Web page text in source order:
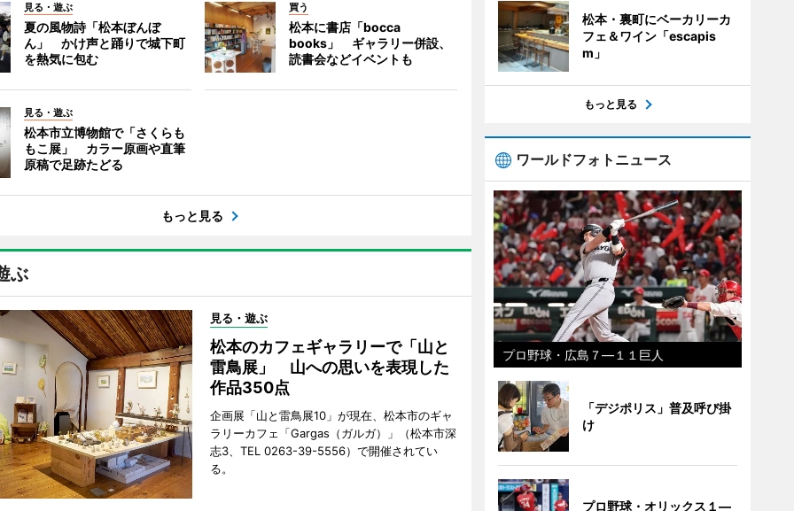
見る・遊ぶ
夏の風物詩「松本ぼんぼ
ん」 かけ声と踊りで城下町
を熱気に包む
買う
松本に書店「bocca
books」 ギャラリー併設、
読書会などイベントも
見る・遊ぶ
松本市立博物館で「さくらも
もこ展」 カラー原画や直筆
原稿で足跡たどる
もっと見る
ぶ
見る・遊ぶ
松本のカフェギャラリーで「山と
雷鳥展」 山への思いを表現した
作品350点
企画展「山と雷鳥展10」が現在、松本市のギャ
ラリーカフェ「Gargas（ガルガ）」（松本市深
志3、TEL 0263-39-5556）で開催されてい
る。
松本・裏町にベーカリーカ
フェ＆ワイン「escapis
m」
もっと見る
ワールドフォトニュース
プロ野球・広島７―１１巨人
「デジポリス」普及呼び掛
け
プロ野球・オリックス１―